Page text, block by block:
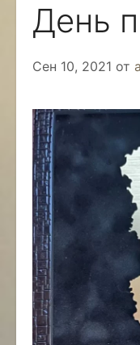
День
Сен 10, 2021 от